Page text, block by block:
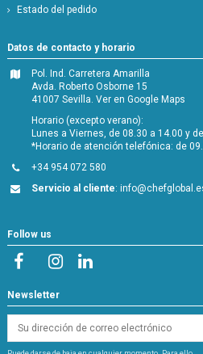
Estado del pedido
Datos de contacto y horario
Pol. Ind. Carretera Amarilla
Avda. Roberto Osborne 15
41007 Sevilla.Ver en Google Maps
Horario (excepto verano):
Lunes a Viernes, de 08.30 a 14.00 y
*Horario de atención telefónica: de
+34 954 072 580
Servicio al cliente:
Follow us
Newsletter